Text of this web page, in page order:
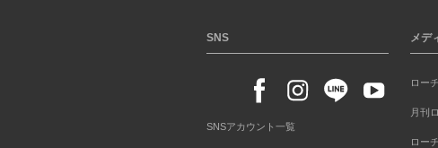
SNS
SNSアカウント一覧
メデ
ロー
月刊
ロー